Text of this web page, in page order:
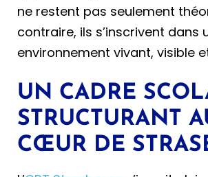
ne restent pas seulement
contraire, ils s’inscrivent dans
environnement vivant, visible
UN CADRE
STRUCTURANT
CŒUR DE